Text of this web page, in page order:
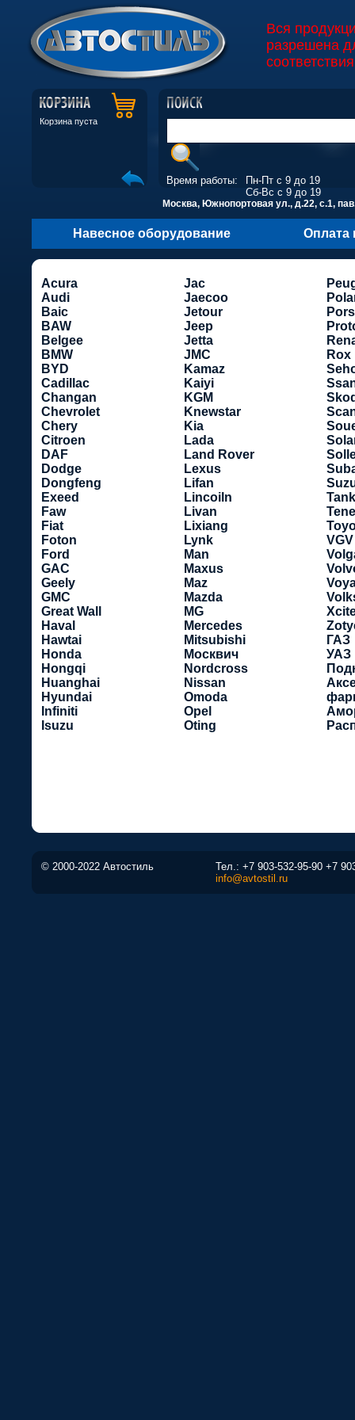
Вся
разрешена
Корзина пуста
Время работы:
Пн-Пт с 9 до 19
Сб-Вс с 9 до 19
Москва, Южнопортовая ул., д.22, с.1,
Навесное оборудование Оплата
Acura
Audi
Baic
BAW
Belgee
BMW
BYD
Cadillac
Changan
Chevrolet
Chery
Citroen
DAF
Dodge
Dongfeng
Exeed
Faw
Fiat
Foton
Ford
GAC
Geely
GMC
Great Wall
Haval
Hawtai
Honda
Hongqi
Huanghai
Hyundai
Infiniti
Isuzu
Jac
Jaecoo
Jetour
Jeep
Jetta
JMC
Kamaz
Kaiyi
KGM
Knewstar
Kia
Lada
Land Rover
Lexus
Lifan
Lincoiln
Livan
Lixiang
Lynk
Man
Maxus
Maz
Mazda
MG
Mercedes
Mitsubishi
Москвич
Nordcross
Nissan
Omoda
Opel
Oting
Rox
Tank
VGV
ГАЗ
УАЗ
© 2000-2022 Автостиль Тел.: +7 903-532-95-90 +7
info@avtostil.ru